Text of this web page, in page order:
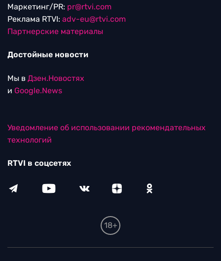
Маркетинг/PR: pr@rtvi.com
Реклама RTVI: adv-eu@rtvi.com
Партнерские материалы
Достойные новости
Мы в Дзен.Новостях
и Google.News
Уведомление об использовании рекомендательных
технологий
RTVI в соцсетях
18+